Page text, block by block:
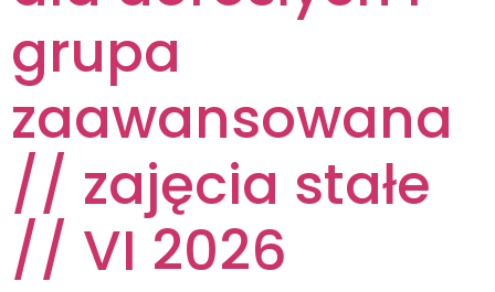
grupa
zaawansowana
// zajęcia stałe
// VI 2026